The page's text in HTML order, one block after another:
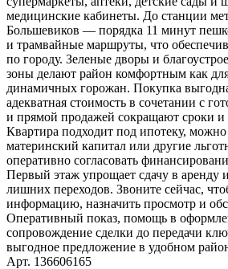
медицинские кабинеты. До станции
Большевиков — порядка 11 минут
и трамвайные маршруты, что
по городу. Зеленые дворы и
зоны делают район комфортным как
динамичных горожан. Покупка
адекватная стоимость в сочетании с
и прямой продажей сокращают сроки и
Квартира подходит под ипотеку, можно
материнский капитал или другие
оперативно согласовать
Первый этаж упрощает сдачу в аренду
лишних переходов. Звоните сейчас,
информацию, назначить просмотр и
Оперативный показ, помощь в
сопровождение сделки до передачи
выгодное предложение в удобном
Арт. 136606165